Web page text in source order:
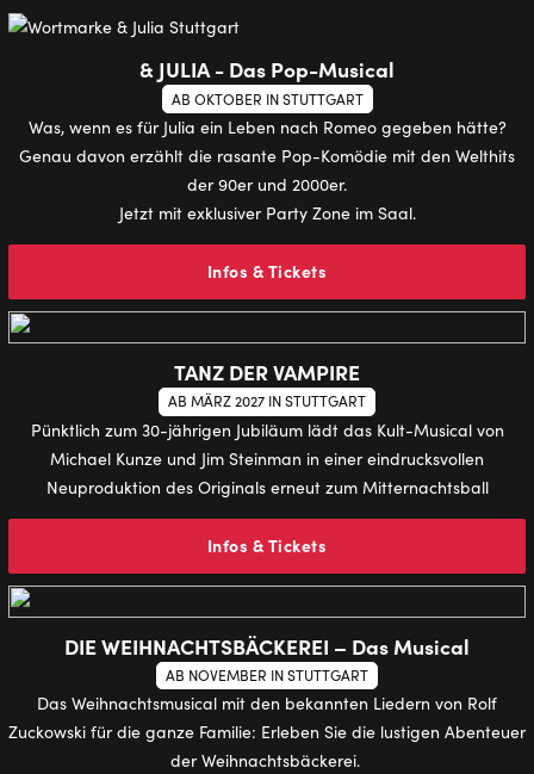
& JULIA - Das Pop-Musical
AB OKTOBER IN STUTTGART
Was, wenn es für Julia ein Leben nach Romeo gegeben hätte?
Genau davon erzählt die rasante Pop-Komödie mit den Welthits
der 90er und 2000er.
Jetzt mit exklusiver Party Zone im Saal.
Infos & Tickets
TANZ DER VAMPIRE
AB MÄRZ 2027 IN STUTTGART
Pünktlich zum 30-jährigen Jubiläum lädt das Kult-Musical von
Michael Kunze und Jim Steinman in einer eindrucksvollen
Neuproduktion des Originals erneut zum Mitternachtsball
Infos & Tickets
DIE WEIHNACHTSBÄCKEREI – Das Musical
AB NOVEMBER IN STUTTGART
Das Weihnachtsmusical mit den bekannten Liedern von Rolf
Zuckowski für die ganze Familie: Erleben Sie die lustigen Abenteuer
der Weihnachtsbäckerei.